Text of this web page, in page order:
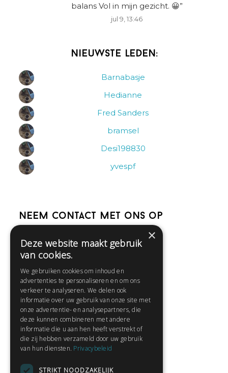
balans Vol in mijn gezicht. 😀”
jul 9, 13:46
Nieuwste leden:
Barnabasje
Hedianne
Fred Sanders
bramsel
Desi198830
yvespf
Neem contact met ons op
Help
Contact
Huisregels
Snel naar:
Gratis aanmelden
×
Deze website maakt gebruik
van cookies.
We gebruiken cookies om inhoud en
advertenties te personaliseren en om ons
verkeer te analyseren. We delen ook
informatie over uw gebruik van onze site met
onze advertentie- en analysepartners, die
deze kunnen combineren met andere
informatie die u aan hen heeft verstrekt of
die zij hebben verzameld door uw gebruik
van hun diensten. Privacybeleid
STRIKT NOODZAKELIJK